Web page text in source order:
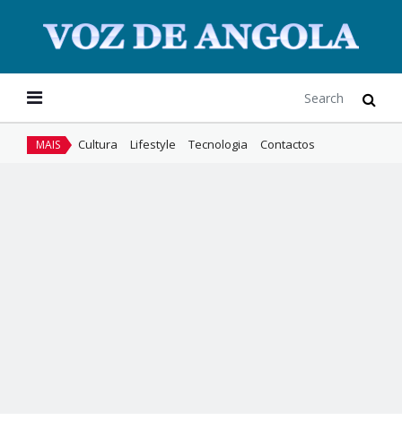
MAIS Cultura Lifestyle Tecnologia Contactos